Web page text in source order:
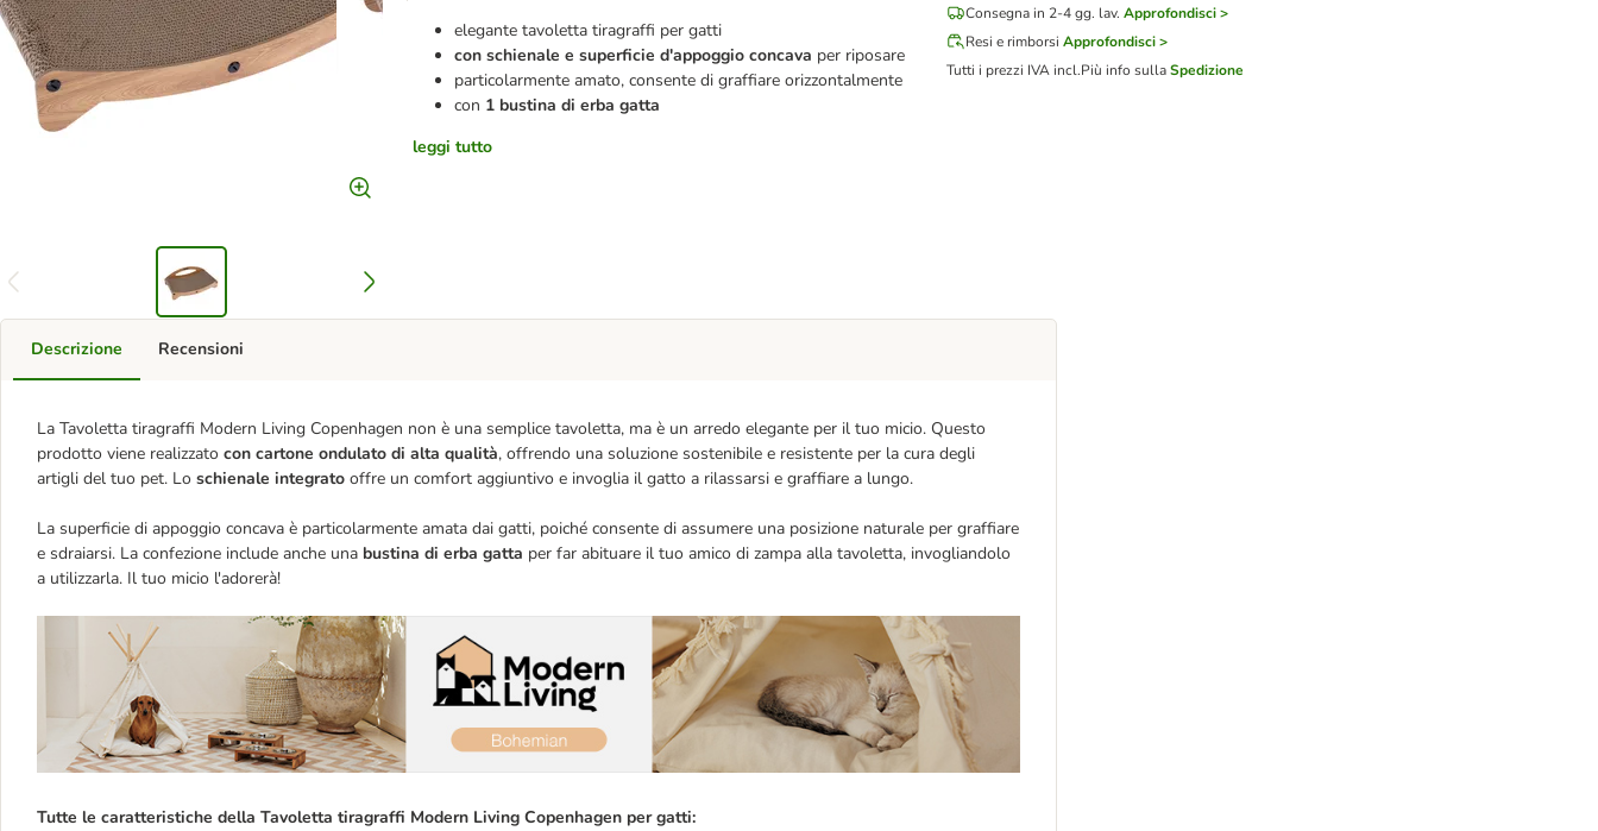
elegante tavoletta tiragraffi per gatti
con schienale e superficie d'appoggio concava per riposare
particolarmente amato, consente di graffiare orizzontalmente
con 1 bustina di erba gatta
leggi tutto
Consegna in 2-4 gg. lav. Approfondisci >
Resi e rimborsi Approfondisci >
Tutti i prezzi IVA incl.Più info sullaSpedizione
Descrizione
La Tavoletta tiragraffi Modern Living Copenhagen non è una semplice tavoletta, ma è un arredo elegante per il tuo micio. Questo
prodotto viene realizzato con cartone ondulato di alta qualità, offrendo una soluzione sostenibile e resistente per la cura degli
artigli del tuo pet. Lo schienale integrato offre un comfort aggiuntivo e invoglia il gatto a rilassarsi e graffiare a lungo.
La superficie di appoggio concava è particolarmente amata dai gatti, poiché consente di assumere una posizione naturale per graffiare
e sdraiarsi. La confezione include anche una bustina di erba gatta per far abituare il tuo amico di zampa alla tavoletta, invogliandolo
a utilizzarla. Il tuo micio l'adorerà!
Tutte le caratteristiche della Tavoletta tiragraffi Modern Living Copenhagen per gatti:
Recensioni